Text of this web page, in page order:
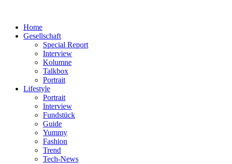
Home
Gesellschaft
Special Report
Interview
Kolumne
Talkbox
Portrait
Lifestyle
Portrait
Interview
Fundstück
Guide
Yummy
Fashion
Trend
Tech-News